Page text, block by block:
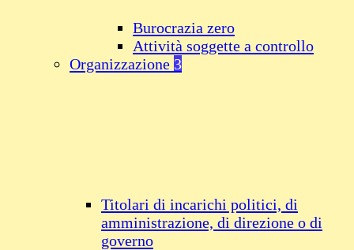
Burocrazia zero
Attività soggette a controllo
Organizzazione 3
Titolari di incarichi politici, di
amministrazione, di direzione o di
governo